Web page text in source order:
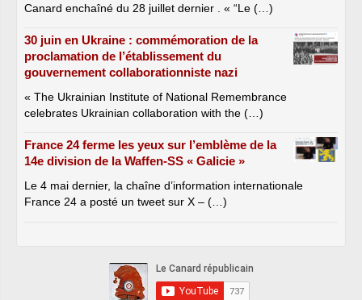
Canard enchaîné du 28 juillet dernier . « “Le (…)
30 juin en Ukraine : commémoration de la
proclamation de l’établissement du
gouvernement collaborationniste nazi
« The Ukrainian Institute of National Remembrance
celebrates Ukrainian collaboration with the (…)
France 24 ferme les yeux sur l’emblème de la
14e division de la Waffen-SS « Galicie »
Le 4 mai dernier, la chaîne d’information internationale
France 24 a posté un tweet sur X – (…)